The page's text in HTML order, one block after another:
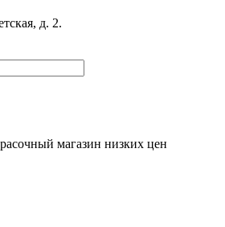
д. 2.
магазин низких цен